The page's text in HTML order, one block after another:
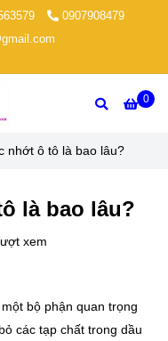
0907908479
0
nhớt ô tô là bao lâu?
là bao lâu?
xem
bộ phận quan trọng
các tạp chất trong dầu